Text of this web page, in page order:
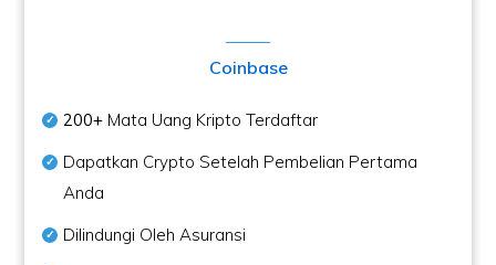
Coinbase
200+ Mata Uang Kripto Terdaftar
Dapatkan Crypto Setelah Pembelian Pertama
Anda
Dilindungi Oleh Asuransi